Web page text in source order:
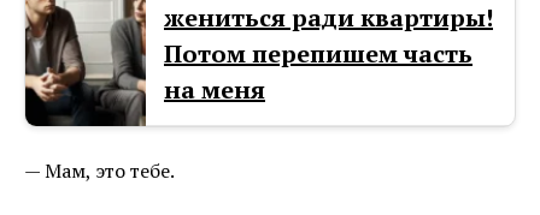
жениться ради квартиры!
Потом перепишем часть
на меня
— Мам, это тебе.